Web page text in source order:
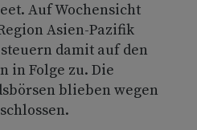
Auf Wochensicht
Asien-Pazifik
damit auf den
in Folge zu. Die
blieben wegen